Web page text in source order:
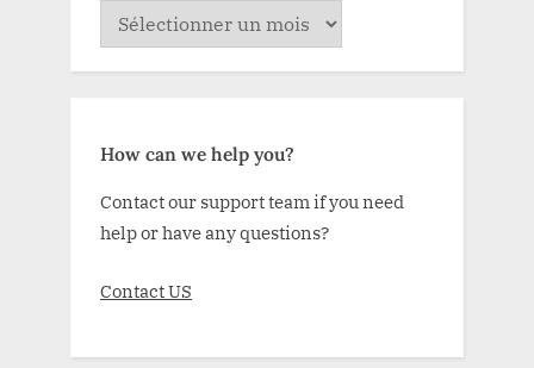
ARCHIVE
How can we help you?
Contact our support team if you need
help or have any questions?
Contact US